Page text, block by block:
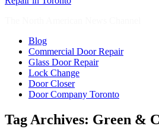
Blog
Commercial Door Repair
Glass Door Repair
Lock Change
Door Closer
Door Company Toronto
Tag Archives: Green &